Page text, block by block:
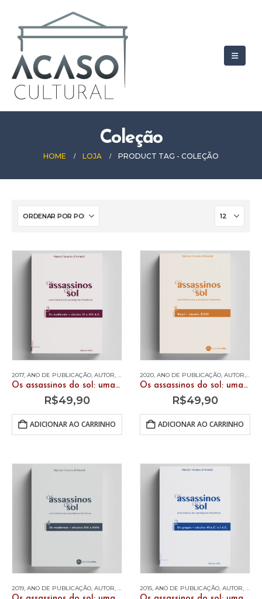
Coleção
HOME LOJA PRODUCT TAG - COLEÇÃO
2017, ANO DE PUBLICAÇÃO, AUTOR, LIVROS ,MARCIO TAVARES D'AMARAL
Os assassinos do sol: uma história dos paradigmas filosóficos. Vol. 3 – Os medievais – séculos IX a XIV d.C.
R$49,90
ADICIONAR AO CARRINHO
2020, ANO DE PUBLICAÇÃO, AUTOR,
Os assassinos do sol: uma história dos paradigmas filosóficos. Vol. 5 – Kant – século XVIII
R$49,90
ADICIONAR AO CARRINHO
2019, ANO DE PUBLICAÇÃO, AUTOR, LIVROS ,MARCIO TAVARES D'AMARAL
2015, ANO DE PUBLICAÇÃO, AUTOR,